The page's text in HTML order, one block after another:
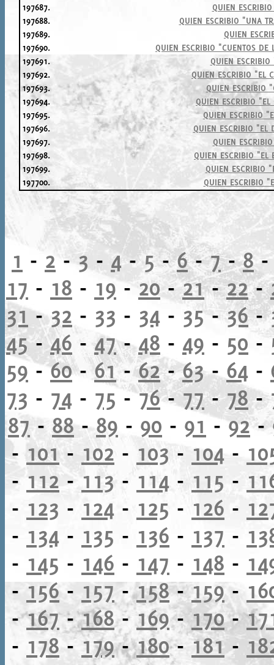
197687.
QUIEN
197688.
QUIEN ESCRIBIO "UNA
197689.
QUIEN
197690.
QUIEN ESCRIBIO "CUENTOS DE
197691.
QUIEN
197692.
QUIEN ESCRIBIO "EL
197693.
QUIEN ESCRIBIO
197694.
QUIEN ESCRIBIO
197695.
QUIEN ESCRIBIO
197696.
QUIEN ESCRIBIO "EL
197697.
QUIEN
197698.
QUIEN ESCRIBIO "EL
197699.
QUIEN ESCRIBIO
197700.
QUIEN ESCRIBIO
1 - 2-3 - 4-5-6-7-8
17 - 18 - 19-20-21-22-
31-32 - 33 - 34 - 35-36-
45-46-47-48 - 49 - 50 -
59 -60-61-62-63- 64 -
73 - 74 - 75 -76-77-78-
87 - 88 - 89 - 90 - 91 -92-
-101- 102 - 103- 104 -
- 112-113 - 114 - 115 -
- 123 - 124 - 125 - 126 -
- 134 - 135 - 136 - 137 -
- 145 - 146 - 147 - 148 -
-156-157-158-159-
-167-168-169-170-
- 178 - 179-180-181-